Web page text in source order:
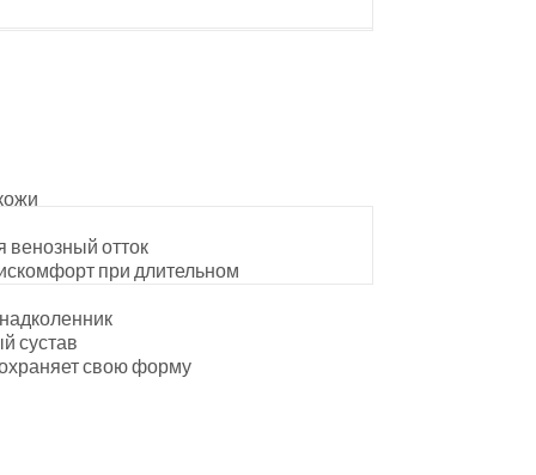
венозный отток
при длительном
сустав
свою форму